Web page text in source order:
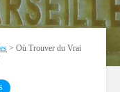
> Où Trouver du Vrai